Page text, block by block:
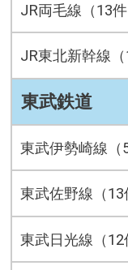
JR両毛線（13件
JR東北新幹線（
東武鉄道
東武伊勢崎線（5
東武佐野線（13
東武日光線（12